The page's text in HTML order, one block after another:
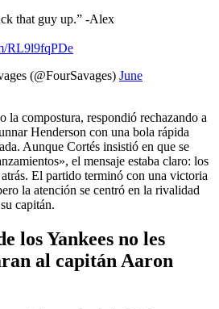
that guy up.” -Alex
RL9l9fqPDe
(@FourSavages) June
la compostura, respondió rechazando a
Henderson con una bola rápida
Aunque Cortés insistió en que se
el mensaje estaba claro: los
El partido terminó con una victoria
la atención se centró en la rivalidad
capitán.
los Yankees no les
al capitán Aaron